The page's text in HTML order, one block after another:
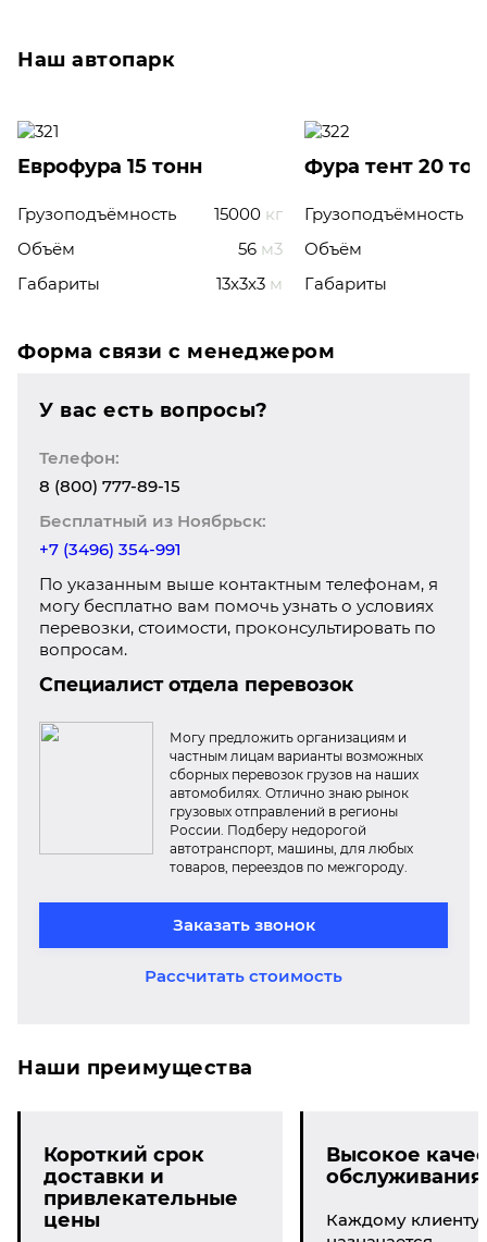
Наш автопарк
Еврофура 15 тонн
Грузоподъёмность 15000 кг
Объём
56 м3
Габариты
13x3x3 м
Фура тент 20
Грузоподъёмность
Объём
Габариты
Форма связи с менеджером
У вас есть вопросы?
Телефон:
8 (800) 777-89-15
Бесплатный из Ноябрьск:
+7 (3496) 354-991
По указанным выше контактным телефонам, я
могу бесплатно вам помочь узнать о условиях
перевозки, стоимости, проконсультировать по
вопросам.
Специалист отдела перевозок
Могу предложить организациям и
частным лицам варианты возможных
сборных перевозок грузов на наших
автомобилях. Отлично знаю рынок
грузовых отправлений в регионы
России. Подберу недорогой
автотранспорт, машины, для любых
товаров, переездов по межгороду.
Заказать звонок
Рассчитать стоимость
Наши преимущества
Короткий срок
доставки и
привлекательные
цены
Высокое
обслуживания
Каждому клиенту